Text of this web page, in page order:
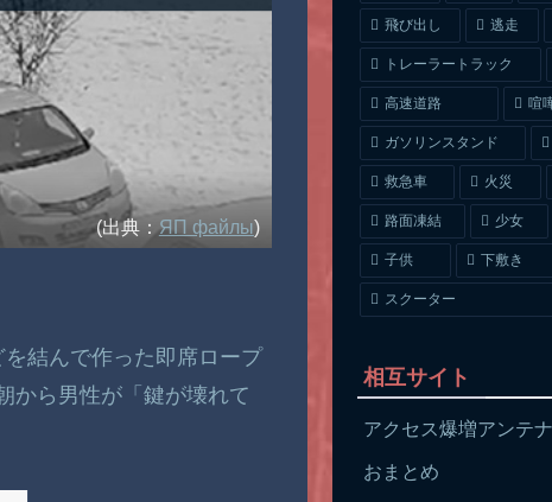
(出典：ЯП файлы)
結んで作った即席ロープ
から男性が「鍵が壊れて
飛び出し 逃走
トレーラートラック
高速道路 喧
ガソリンスタンド
救急車 火災
路面凍結 少女
子供 下敷き
スクーター
相互サイト
アクセス爆増アンテナ
おまとめ